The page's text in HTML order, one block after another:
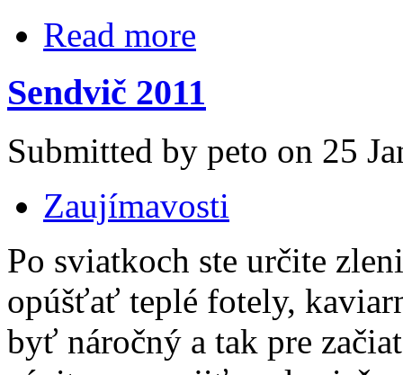
Read more
Sendvič 2011
Submitted by peto on 25
Zaujímavosti
Po sviatkoch ste určite
opúšťať teplé fotely,
byť náročný a tak pre